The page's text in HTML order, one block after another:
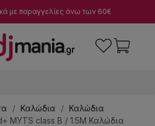
με παραγγελίες άνω των 60€
Καλώδια
Καλώδια
MYTS class B / 1.5M Καλώδια